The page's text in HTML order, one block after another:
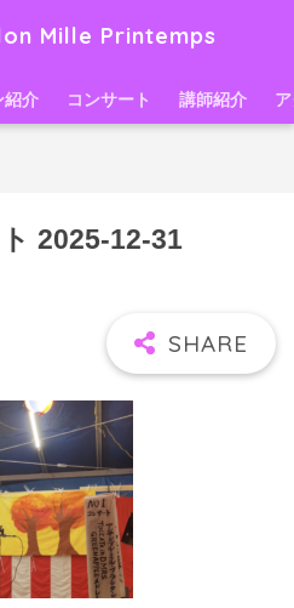
Mille Printemps
紹介 コンサート 講師紹介
2025-12-31